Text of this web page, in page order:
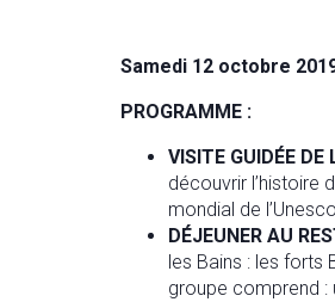
Samedi 12 octobre
PROGRAMME :
VISITE GUIDÉE DE
découvrir l’histoire
mondial de
DÉJEUNER AU
les Bains : les forts
groupe comprend :